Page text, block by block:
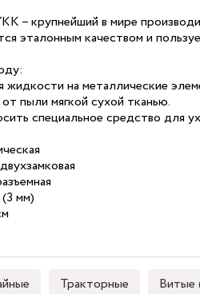
– крупнейший в мире
эталонным качеством и
жидкости на металлические
пыли мягкой сухой тканью.
специальное средство для
мм)
Тракторные Витые